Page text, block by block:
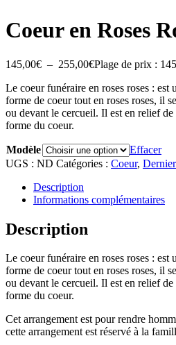
Coeur en Roses
145,00€ – 255,00€Plage de prix :
Le coeur funéraire en roses roses : est
forme de coeur tout en roses roses, il
ou devant le cercueil. Il est en relief
forme du coeur.
Modèle
Effacer
UGS : ND Catégories : Coeur,
Description
Informations complémentaires
Description
Le coeur funéraire en roses roses : est
forme de coeur tout en roses roses, il
ou devant le cercueil. Il est en relief
forme du coeur.
Cet arrangement est pour rendre
cette arrangement est réservé à la